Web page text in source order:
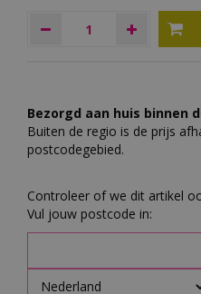
Bezorgd aan huis binnen
Buiten de regio is de prijs
postcodegebied.
Controleer of we dit artikel
Vul jouw postcode in: